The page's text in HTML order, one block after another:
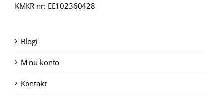
KMKR nr: EE102360428
Blogi
Minu konto
Kontakt